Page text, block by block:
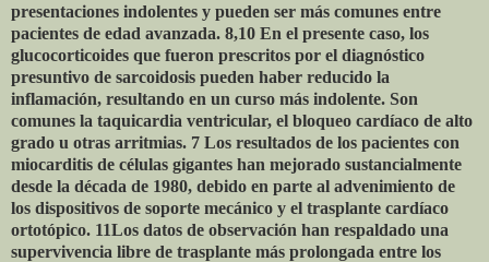
presentaciones indolentes y pueden ser más comunes entre
pacientes de edad avanzada. 8,10 En el presente caso, los
glucocorticoides que fueron prescritos por el diagnóstico
presuntivo de sarcoidosis pueden haber reducido la
inflamación, resultando en un curso más indolente. Son
comunes la taquicardia ventricular, el bloqueo cardíaco de alto
grado u otras arritmias. 7 Los resultados de los pacientes con
miocarditis de células gigantes han mejorado sustancialmente
desde la década de 1980, debido en parte al advenimiento de
los dispositivos de soporte mecánico y el trasplante cardíaco
ortotópico. 11Los datos de observación han respaldado una
supervivencia libre de trasplante más prolongada entre los